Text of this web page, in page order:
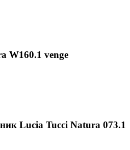
W160.1 venge
Lucia Tucci Natura 073.1